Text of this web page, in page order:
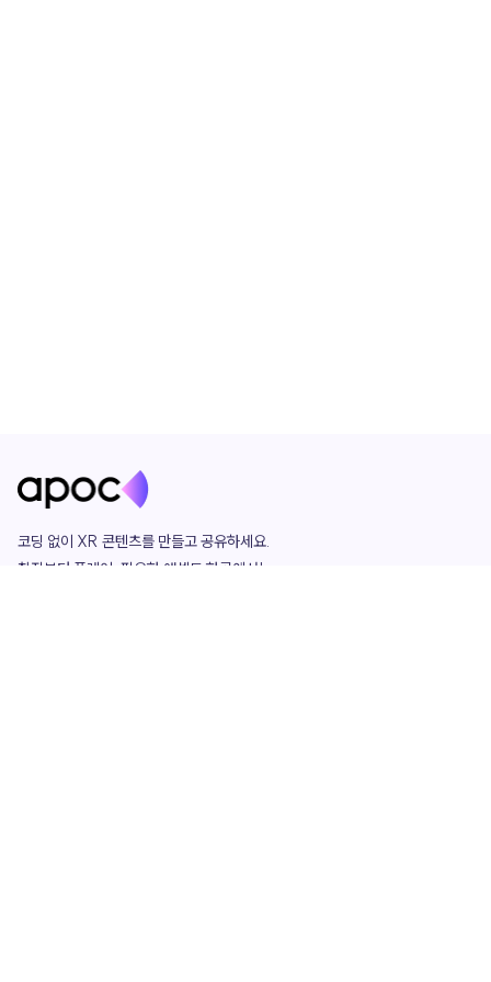
코딩 없이 XR 콘텐츠를 만들고 공유하세요.
창작부터 플레이, 필요한 애셋도 한곳에서!